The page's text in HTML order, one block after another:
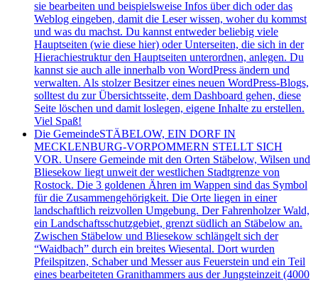
sie bearbeiten und beispielsweise Infos über dich oder das
Weblog eingeben, damit die Leser wissen, woher du kommst
und was du machst. Du kannst entweder beliebig viele
Hauptseiten (wie diese hier) oder Unterseiten, die sich in der
Hierachiestruktur den Hauptseiten unterordnen, anlegen. Du
kannst sie auch alle innerhalb von WordPress ändern und
verwalten. Als stolzer Besitzer eines neuen WordPress-Blogs,
solltest du zur Übersichtsseite, dem Dashboard gehen, diese
Seite löschen und damit loslegen, eigene Inhalte zu erstellen.
Viel Spaß!
Die GemeindeSTÄBELOW, EIN DORF IN
MECKLENBURG-VORPOMMERN STELLT SICH
VOR. Unsere Gemeinde mit den Orten Stäbelow, Wilsen und
Bliesekow liegt unweit der westlichen Stadtgrenze von
Rostock. Die 3 goldenen Ähren im Wappen sind das Symbol
für die Zusammengehörigkeit. Die Orte liegen in einer
landschaftlich reizvollen Umgebung. Der Fahrenholzer Wald,
ein Landschaftsschutzgebiet, grenzt südlich an Stäbelow an.
Zwischen Stäbelow und Bliesekow schlängelt sich der
“Waidbach” durch ein breites Wiesental. Dort wurden
Pfeilspitzen, Schaber und Messer aus Feuerstein und ein Teil
eines bearbeiteten Granithammers aus der Jungsteinzeit (4000